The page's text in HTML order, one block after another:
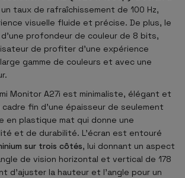
taux de rafraîchissement de 100 Hz,
visuelle fluide et précise. De plus, le
profondeur de couleur de 8 bits,
de profiter d'une expérience
gamme de couleurs et avec une
Monitor A27i est minimaliste, élégant et
cadre fin d'une épaisseur de seulement
en plastique mat qui donne une
et de durabilité. L'écran est entouré
sur trois côtés, lui donnant un aspect
de vision horizontal et vertical de 178
d'ajuster la hauteur et l'angle pour un